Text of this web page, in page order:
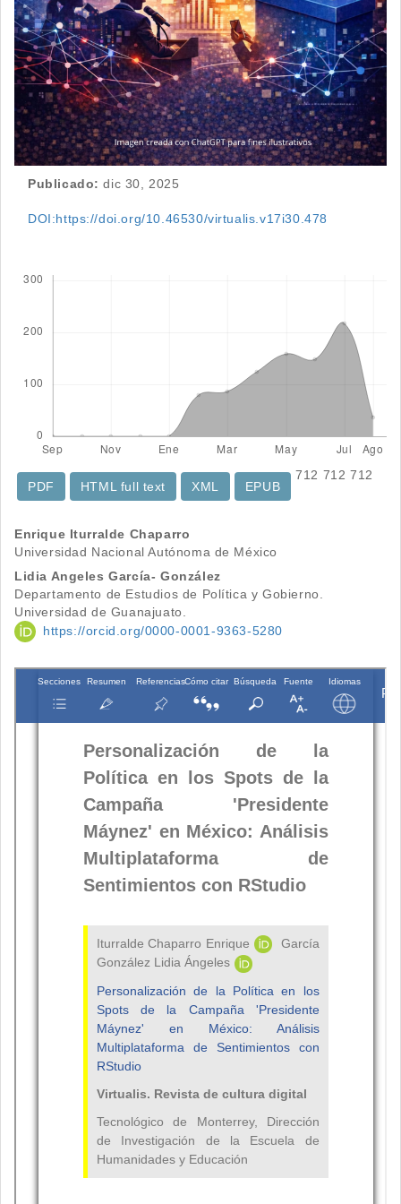
Publicado: dic 30, 2025
DOI:https://doi.org/10.46530/virtualis.v17i30.478
712
PDF
712
HTML full text
XML
712
EPUB
Contenido
principal
del
artículo
Enrique Iturralde Chaparro
Universidad Nacional Autónoma de México
Lidia Angeles García- González
Departamento de Estudios de Política y Gobierno.
Universidad de Guanajuato.
https://orcid.org/0000-0001-9363-5280